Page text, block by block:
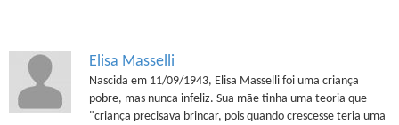
Elisa Masselli
Nascida em 11/09/1943, Elisa Masselli foi uma criança
pobre, mas nunca infeliz. Sua mãe tinha uma teoria que
"criança precisava brincar, pois quando crescesse teria uma